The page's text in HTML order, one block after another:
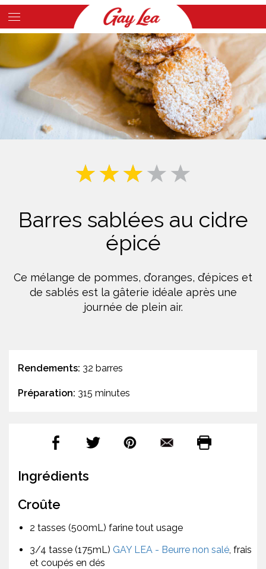
Skip
to
content
Content
Barres sablées au cidre
épicé
Ce mélange de pommes, d’oranges, d’épices et
de sablés est la gâterie idéale après une
journée de plein air.
Rendements: 32 barres
Préparation: 315 minutes
Ingrédients
Croûte
2 tasses (500mL) farine tout usage
3/4 tasse (175mL) GAY LEA - Beurre non salé, frais
et coupés en dés